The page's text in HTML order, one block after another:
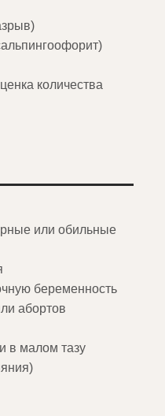
количества
или обильные
беременность
абортов
в малом тазу